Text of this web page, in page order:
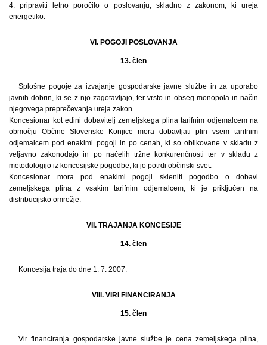
4. pripraviti letno poročilo o poslovanju, skladno z zakonom, ki ureja
energetiko.
VI. POGOJI POSLOVANJA
13. člen
Splošne pogoje za izvajanje gospodarske javne službe in za uporabo
javnih dobrin, ki se z njo zagotavljajo, ter vrsto in obseg monopola in način
njegovega preprečevanja ureja zakon.
Koncesionar kot edini dobavitelj zemeljskega plina tarifnim odjemalcem na
območju Občine Slovenske Konjice mora dobavljati plin vsem tarifnim
odjemalcem pod enakimi pogoji in po cenah, ki so oblikovane v skladu z
veljavno zakonodajo in po načelih tržne konkurenčnosti ter v skladu z
metodologijo iz koncesijske pogodbe, ki jo potrdi občinski svet.
Koncesionar mora pod enakimi pogoji skleniti pogodbo o dobavi
zemeljskega plina z vsakim tarifnim odjemalcem, ki je priključen na
distribucijsko omrežje.
VII. TRAJANJA KONCESIJE
14. člen
Koncesija traja do dne 1. 7. 2007.
VIII. VIRI FINANCIRANJA
15. člen
Vir financiranja gospodarske javne službe je cena zemeljskega plina,